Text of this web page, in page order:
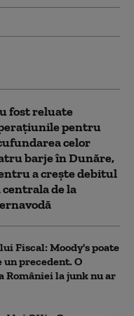
fost reluate
pentru
celor
barje în Dunăre,
a crește debitul
centrala de la
Fiscal: Moody's poate
un precedent. O
României la junk nu ar